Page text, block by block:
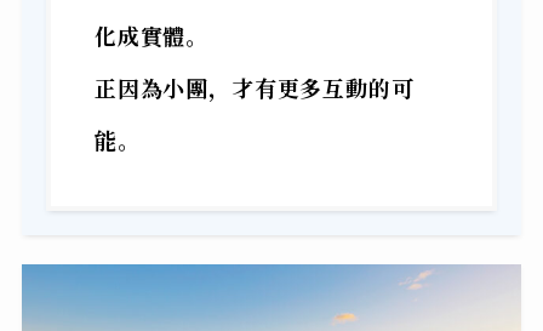
化成實體。
正因為小團，才有更多互動的可
能。